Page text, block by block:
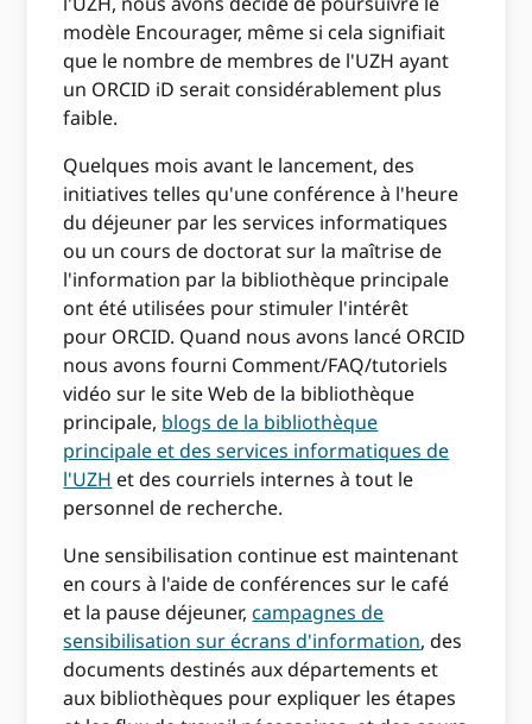
modèle Encourager, même si cela signifiait
que le nombre de membres de l'UZH ayant
un ORCID iD serait considérablement plus
faible.
Quelques mois avant le lancement, des
initiatives telles qu'une conférence à l'heure
du déjeuner par les services informatiques
ou un cours de doctorat sur la maîtrise de
l'information par la bibliothèque principale
ont été utilisées pour stimuler l'intérêt
pour ORCID. Quand nous avons lancé ORCID
nous avons fourni Comment/FAQ/tutoriels
vidéo sur le site Web de la bibliothèque
principale, blogs de la bibliothèque
principale et des services informatiques de
l'UZH et des courriels internes à tout le
personnel de recherche.
Une sensibilisation continue est maintenant
en cours à l'aide de conférences sur le café
et la pause déjeuner,campagnes de
sensibilisation sur écrans d'information, des
documents destinés aux départements et
aux bibliothèques pour expliquer les étapes